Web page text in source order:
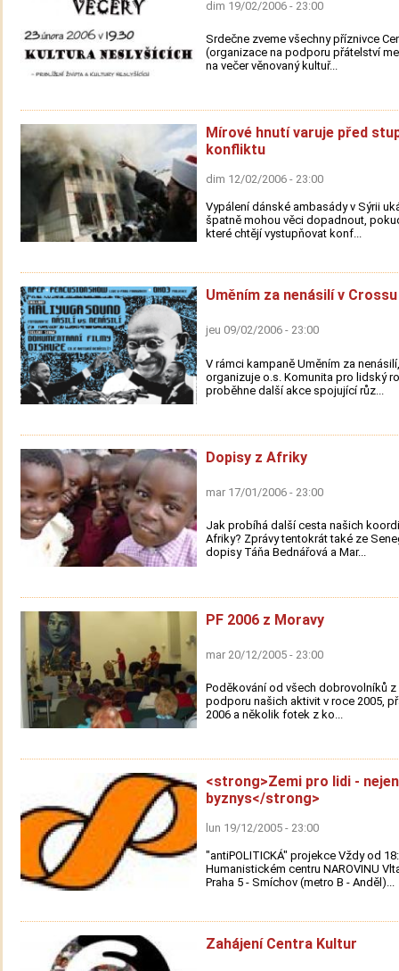
dim 19/02/2006 - 23:00
Srdečne zveme všechny příznivce
(organizace na podporu přátelství
na večer věnovaný kultuř...
Mírové hnutí varuje před
konfliktu
dim 12/02/2006 - 23:00
Vypálení dánské ambasády v Sýrii
špatně mohou věci dopadnout,
které chtějí vystupňovat konf...
Uměním za nenásilí v Crossu
jeu 09/02/2006 - 23:00
V rámci kampaně Uměním za
organizuje o.s. Komunita pro lidský
proběhne další akce spojující růz...
Dopisy z Afriky
mar 17/01/2006 - 23:00
Jak probíhá další cesta našich
Afriky? Zprávy tentokrát také ze
dopisy Táňa Bednářová a Mar...
PF 2006 z Moravy
mar 20/12/2005 - 23:00
Poděkování od všech dobrovolníků z
podporu našich aktivit v roce 2005,
2006 a několik fotek z ko...
<strong>Zemi pro lidi -
byznys</strong>
lun 19/12/2005 - 23:00
"antiPOLITICKÁ" projekce Vždy od
Humanistickém centru NAROVINU
Praha 5 - Smíchov (metro B - Anděl)...
Zahájení Centra Kultur